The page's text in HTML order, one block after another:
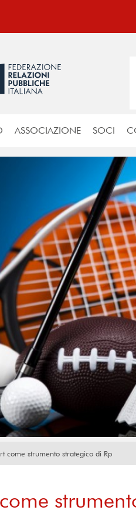
ASSOCIAZIONE SOCI
come strumento strategico di Rp